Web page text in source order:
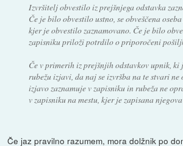
Izvršitelj obvestilo iz prejšnjega odstavka
Če je bilo obvestilo ustno, se obveščena
kjer je obvestilo zaznamovano. Če je bilo
zapisniku priloži potrdilo o priporočeni
Če v primerih iz prejšnjih odstavkov upnik, ki
rubežu izjavi, da naj se izvršba na te stvari
izjavo zaznamuje v zapisniku in rubeža ne
v zapisniku na mestu, kjer je zapisana
Če jaz pravilno razumem, mora dolžnik po